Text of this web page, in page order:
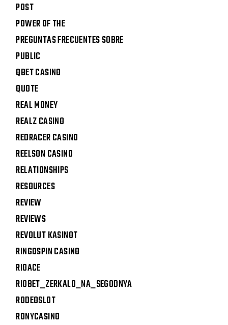
POST
POWER OF THE
PREGUNTAS FRECUENTES SOBRE
PUBLIC
QBET CASINO
QUOTE
REAL MONEY
REALZ CASINO
REDRACER CASINO
REELSON CASINO
RELATIONSHIPS
RESOURCES
REVIEW
REVIEWS
REVOLUT KASINOT
RINGOSPIN CASINO
RIOACE
RIOBET_ZERKALO_NA_SEGODNYA
RODEOSLOT
RONYCASINO